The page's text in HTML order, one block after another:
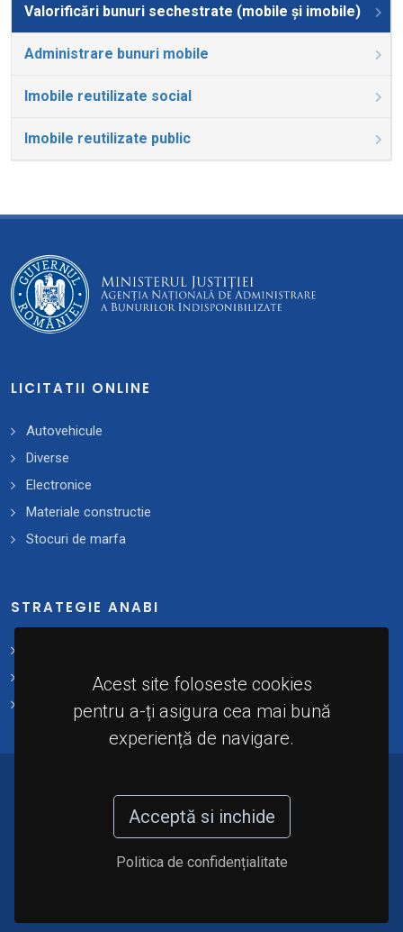
Acest site foloseste cookies
pentru a-ți asigura cea mai bună
experiență de navigare.
Acceptă si inchide
Politica de confidențialitate
Valorificări bunuri sechestrate (mobile și imobile)
Administrare bunuri mobile
Imobile reutilizate social
Imobile reutilizate public
LICITATII ONLINE
Autovehicule
Diverse
Electronice
Materiale constructie
Stocuri de marfa
STRATEGIE ANABI
Plan 2021 - 2025
Implementare
Bunurilor Indisponibilizate (A.N.A.B.I). Toate
drepturile rezervate.